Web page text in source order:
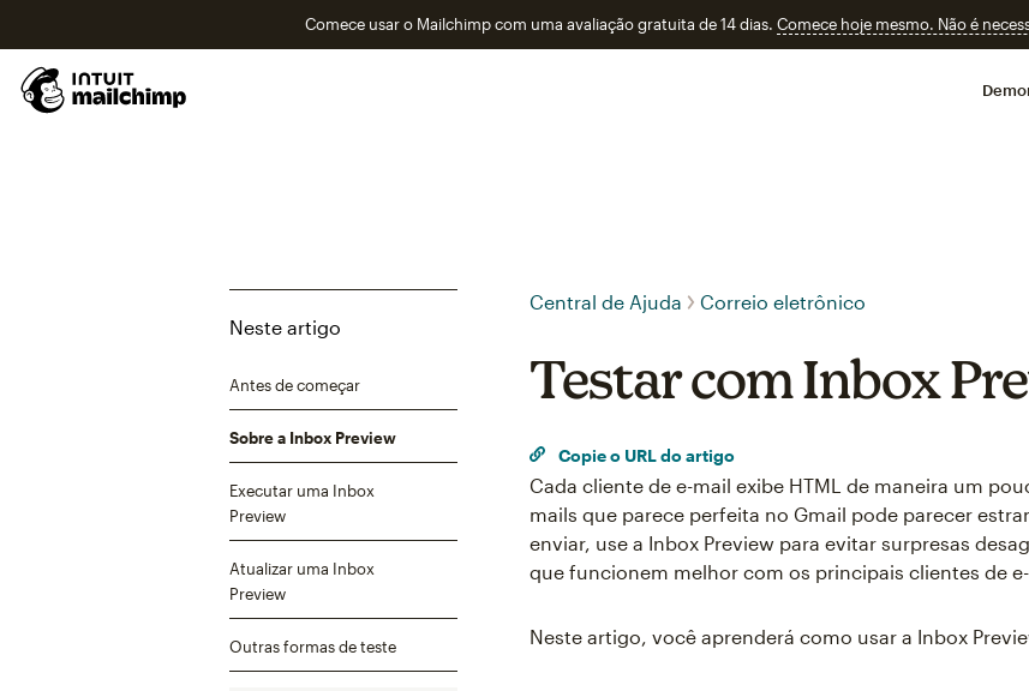
Comece usar o Mailchimp com uma avaliação gratuita de 14 dias. Comece hoje mesmo. Não é
Neste artigo
Antes de começar
Sobre a Inbox Preview
Executar uma Inbox
Preview
Atualizar uma Inbox
Preview
Outras formas de teste
Central de Ajuda Correio eletrônico
Testar com Inbox
Copie o URL do artigo
Cada cliente de e-mail exibe HTML de maneira um
mails que parece perfeita no Gmail pode parecer
enviar, use a Inbox Preview para evitar surpresas
que funcionem melhor com os principais clientes de
Neste artigo, você aprenderá como usar a Inbox